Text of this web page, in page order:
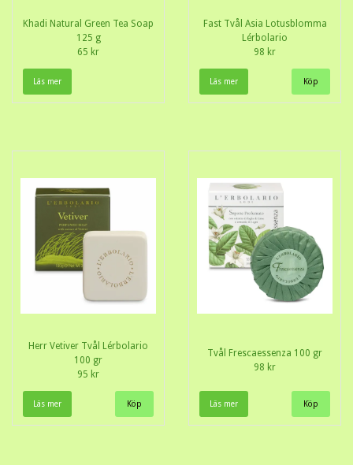
Khadi Natural Green Tea Soap
125 g
65 kr
Läs mer
Fast Tvål Asia Lotusblomma
Lérbolario
98 kr
Läs mer
Herr Vetiver Tvål Lérbolario
100 gr
95 kr
Läs mer
Tvål Frescaessenza 100 gr
98 kr
Läs mer